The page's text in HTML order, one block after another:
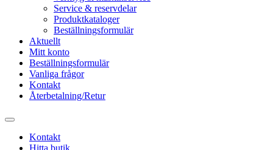
Service & reservdelar
Produktkataloger
Beställningsformulär
Aktuellt
Mitt konto
Beställningsformulär
Vanliga frågor
Kontakt
Återbetalning/Retur
Kontakt
Hitta butik